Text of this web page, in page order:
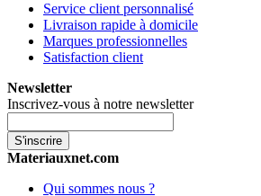
Service client personnalisé
Livraison rapide à domicile
Marques professionnelles
Satisfaction client
Newsletter
Inscrivez-vous à notre newsletter
S'inscrire
Materiauxnet.com
Qui sommes nous ?